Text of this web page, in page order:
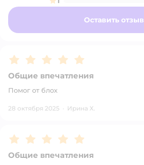
Оставить отзыв
Рейтинг:5
Общие впечатления
Помог от блох
28 октября 2025 · Ирина Х.
Рейтинг:5
Общие впечатления